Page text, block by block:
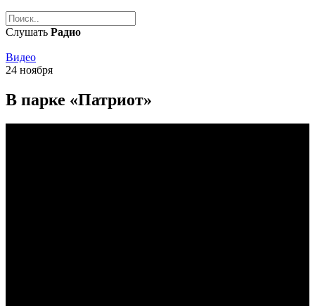
Слушать Радио
Видео
24 ноября
В парке «Патриот»